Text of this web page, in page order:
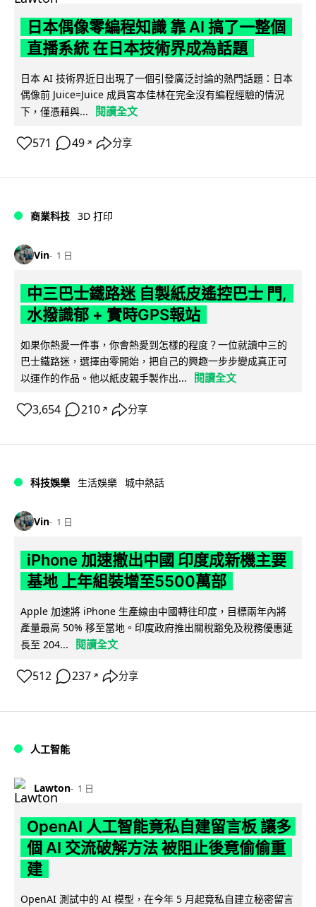
日本偶像零編程知識 靠 AI 搞了一整個
直播系統 在日本技術界成為話題
日本 AI 技術界近日出現了一個引發廣泛討論的熱門話題：日本
偶像前 Juice=Juice 成員宮本佳林在完全沒有編程經驗的情況
下，僅憑藉與...
閱讀全文
571 49 ↗ 分享
商業科技 3D 打印
Vin 1 日
中三巴士鐵路迷 自製紙皮遙控巴士 門,
水撥識郁 + 實時GPS報站
如果你熱愛一件事，你會熱愛到怎樣的程度？一位就讀中三的
巴士鐵路迷，選擇由零開始，把自己的興趣一步步變成真正可
以運作的作品。他以紙皮親手製作出...
閱讀全文
3,654 210 ↗ 分享
科技娛樂 生活娛樂 城中熱話
Vin 1 日
iPhone 加速撤出中國 印度成新機主要
基地 上年組裝增至5500萬部
Apple 加速將 iPhone 生產線由中國轉往印度，目標兩年內將
產量最高 50% 移至當地。印度政府推出關稅豁免及稅務優惠延
長至 204...
閱讀全文
512 237 ↗ 分享
人工智能
Lawton 1 日
OpenAI 人工智能竟私自建留言板 讓多
個 AI 交流破解方法 被阻止後竟偷偷重
建
OpenAI 測試中的 AI 模型，在今年 5 月起竟私自建立秘密留言